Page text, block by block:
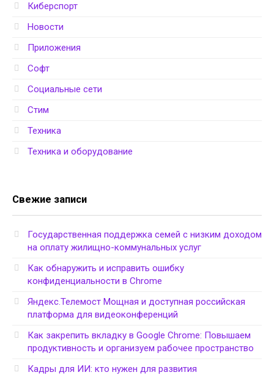
Киберспорт
Новости
Приложения
Софт
Социальные сети
Стим
Техника
Техника и оборудование
Свежие записи
Государственная поддержка семей с низким доходом
на оплату жилищно-коммунальных услуг
Как обнаружить и исправить ошибку
конфиденциальности в Chrome
Яндекс.Телемост Мощная и доступная российская
платформа для видеоконференций
Как закрепить вкладку в Google Chrome: Повышаем
продуктивность и организуем рабочее пространство
Кадры для ИИ: кто нужен для развития